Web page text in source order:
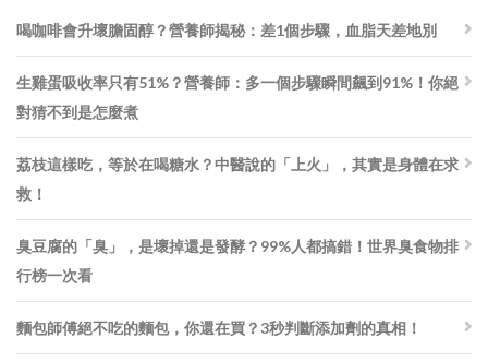
喝咖啡會升壞膽固醇？營養師揭秘：差1個步驟，血脂天差地別
生雞蛋吸收率只有51%？營養師：多一個步驟瞬間飆到91%！你絕
對猜不到是怎麼煮
荔枝這樣吃，等於在喝糖水？中醫說的「上火」，其實是身體在求
救！
臭豆腐的「臭」，是壞掉還是發酵？99%人都搞錯！世界臭食物排
行榜一次看
麵包師傅絕不吃的麵包，你還在買？3秒判斷添加劑的真相！